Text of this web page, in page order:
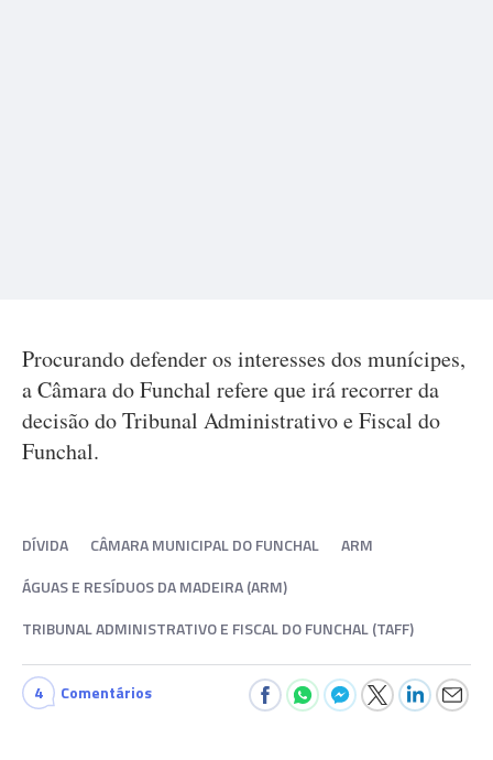
Procurando defender os interesses dos munícipes,
a Câmara do Funchal refere que irá recorrer da
decisão do Tribunal Administrativo e Fiscal do
Funchal.
DÍVIDA CÂMARA MUNICIPAL DO FUNCHAL
ARM
ÁGUAS E RESÍDUOS DA MADEIRA (ARM)
TRIBUNAL ADMINISTRATIVO E FISCAL DO FUNCHAL (TAFF)
4 Comentários